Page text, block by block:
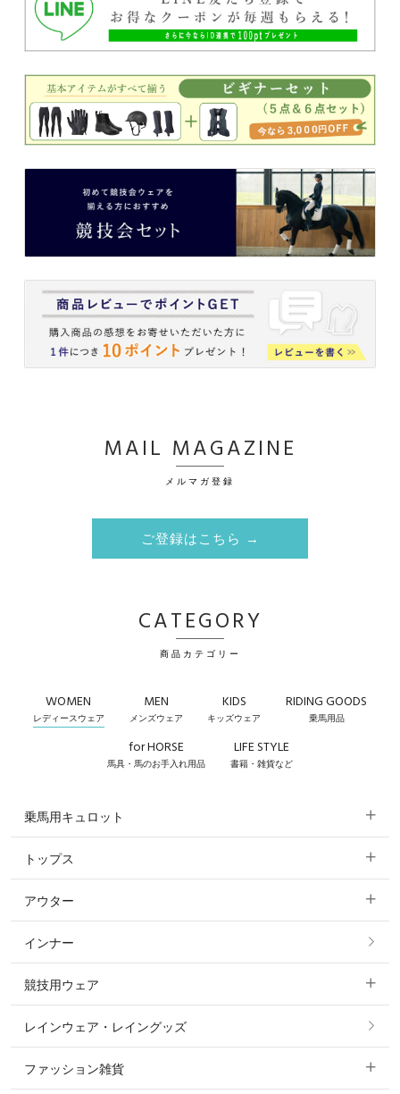
MAIL MAGAZINE
メルマガ登録
ご登録はこちら →
CATEGORY
商品カテゴリー
WOMEN
レディースウェア
MEN
メンズウェア
KIDS
キッズウェア
RIDING GOODS
乗馬用品
for HORSE
馬具・馬のお手入れ用品
LIFE STYLE
書籍・雑貨など
乗馬用キュロット
すべてのキュロット
フルグリップ・尻革 キュロット
ニーグリップ・膝革 キュロット
トップス
すべてのトップス
ポロシャツ
カットソー・Tシャツ・タンクトップ
パーカー・トレーナー・スウェット
アウター
すべてのアウター
コート
ジャケット・ブルゾン
インナー
競技用ウェア
すべての競技用ウェア
ショージャケット
レインウェア・レイングッズ
ファッション雑貨